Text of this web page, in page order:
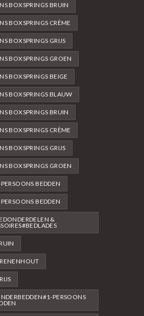
BOXSPRINGS BRUIN
BOXSPRINGS CRÈME
BOXSPRINGS GRIJS
BOXSPRINGS GROEN
BOXSPRINGS BEIGE
BOXSPRINGS BLAUW
BOXSPRINGS BRUIN
BOXSPRINGS CRÈME
BOXSPRINGS GRIJS
BOXSPRINGS GROEN
BEDDEN
BEDDEN
&
PERSOONS